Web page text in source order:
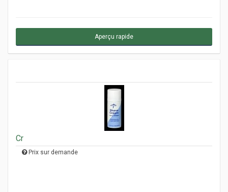
Aperçu rapide
Cr
Prix sur demande